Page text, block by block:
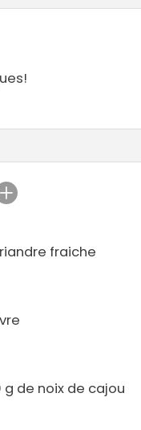
fraiche
g de noix de cajou